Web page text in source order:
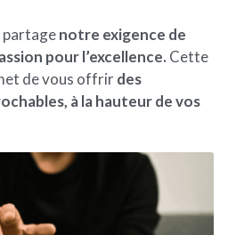
partage notre exigence de
pour l’excellence. Cette
de vous offrir des
à la hauteur de vos